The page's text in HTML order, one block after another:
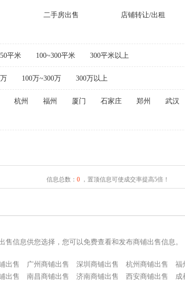
二手房出售 店铺转让/出租
平米 100~300平米 300平米以上
100万~300万 300万以上
杭州 福州 厦门 石家庄 郑州 武汉
信息总数： 0，置顶信息可使成交率提高5倍！
信息供您选择，您可以免费查看和发布商铺出售信息。
出售 广州商铺出售 深圳商铺出售 杭州商铺出售 福
出售 南昌商铺出售 济南商铺出售 西安商铺出售 成